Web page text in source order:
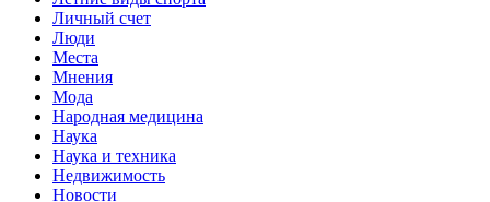
Личный счет
Люди
Места
Мнения
Мода
Народная медицина
Наука
Наука и техника
Недвижимость
Новости